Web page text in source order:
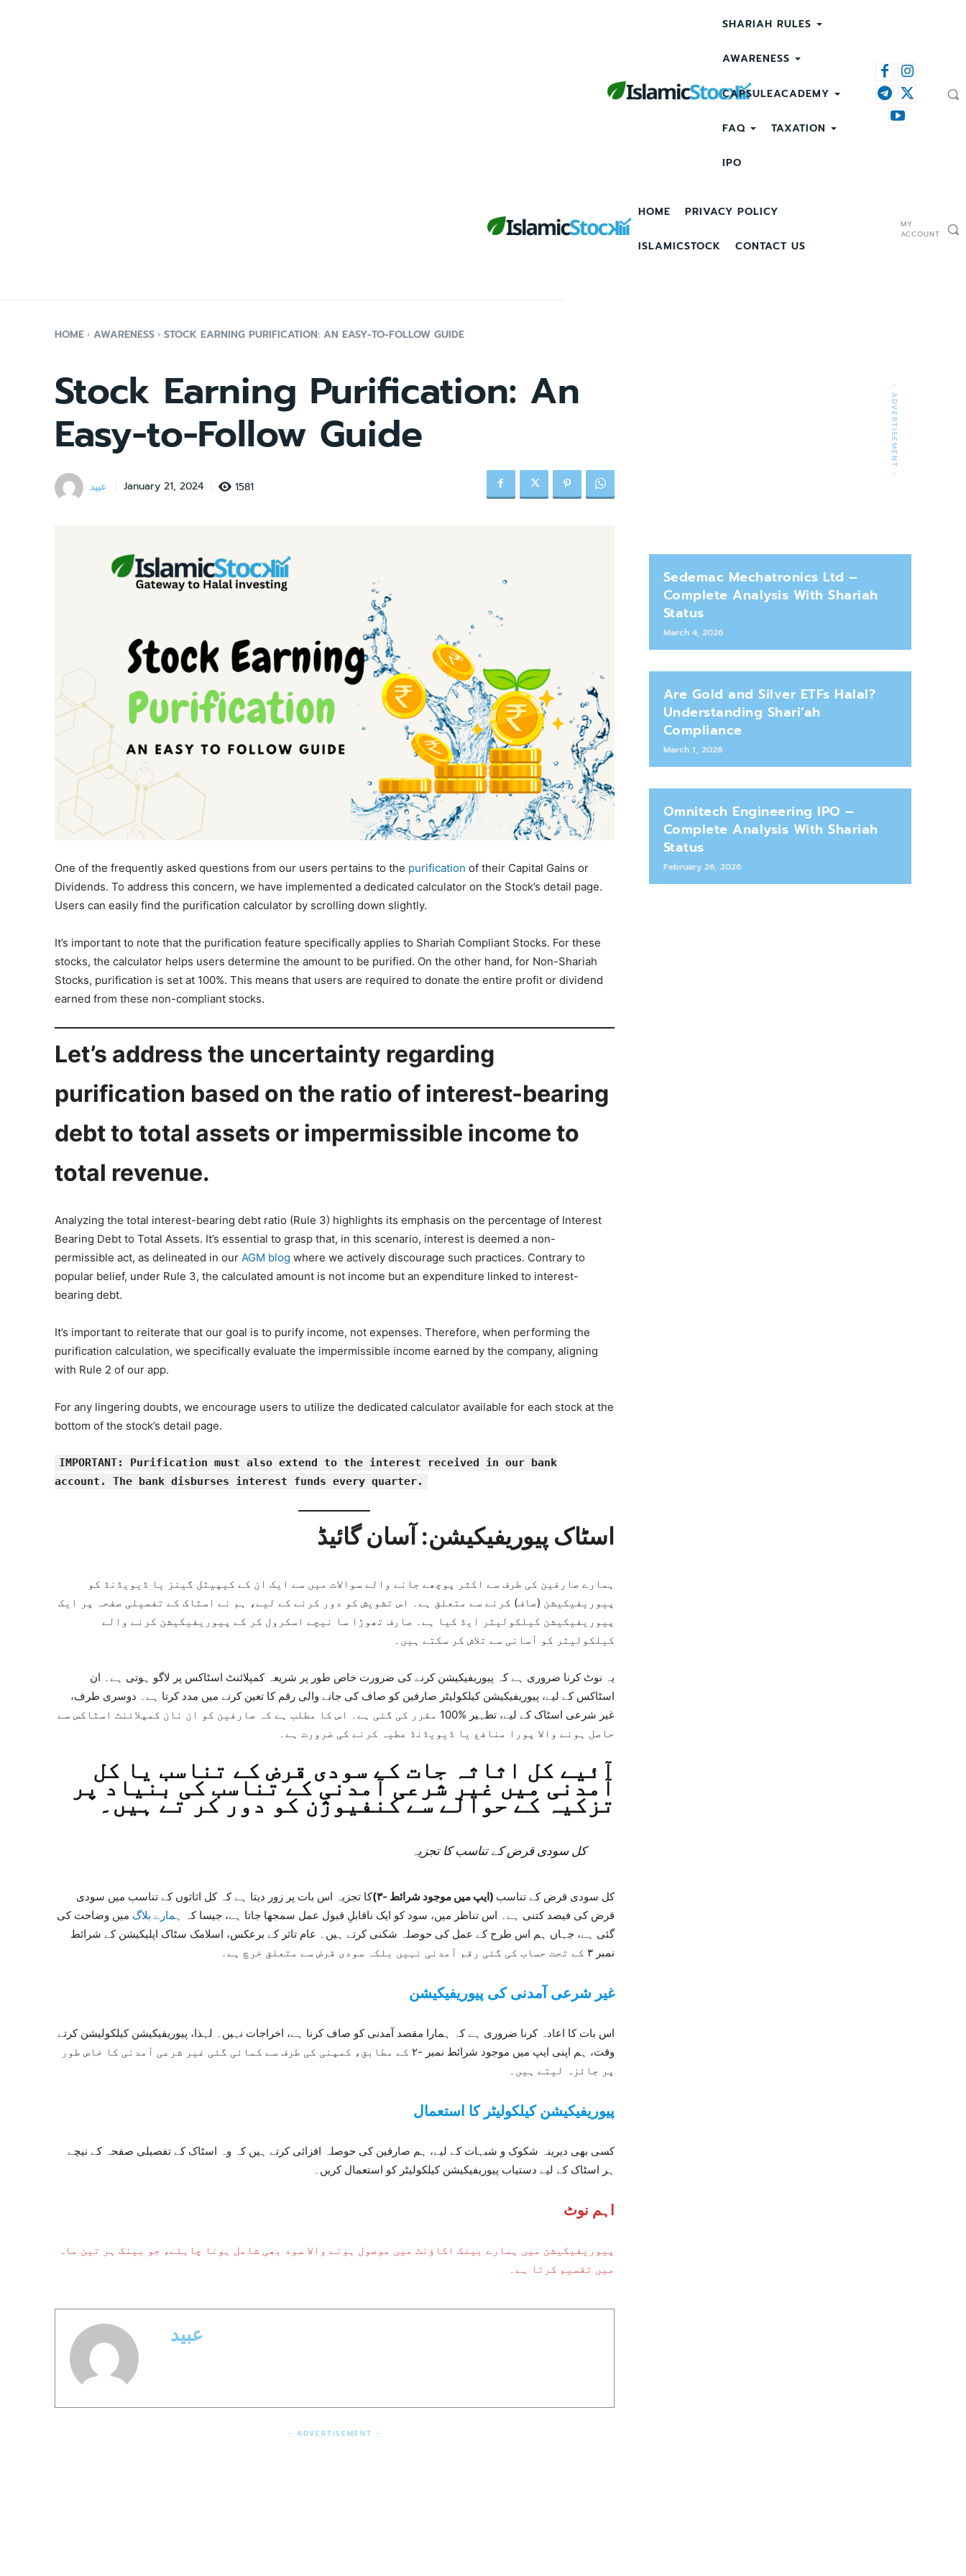
SHARIAH RULES
AWARENESS
CAPSULEACADEMY
FAQ TAXATION
IPO
HOME PRIVACY POLICY
ISLAMICSTOCK CONTACT US
MY
ACCOUNT
HOME AWARENESS STOCK EARNING PURIFICATION: AN EASY-TO-FOLLOW GUIDE
Stock Earning Purification: An
Easy-to-Follow Guide
عبید January 21, 2024 1581
One of the frequently asked questions from our users pertains to the purification of their Capital Gains or
Dividends. To address this concern, we have implemented a dedicated calculator on the Stock’s detail page.
Users can easily find the purification calculator by scrolling down slightly.
It’s important to note that the purification feature specifically applies to Shariah Compliant Stocks. For these
stocks, the calculator helps users determine the amount to be purified. On the other hand, for Non-Shariah
Stocks, purification is set at 100%. This means that users are required to donate the entire profit or dividend
earned from these non-compliant stocks.
Let’s address the uncertainty regarding
purification based on the ratio of interest-bearing
debt to total assets or impermissible income to
total revenue.
Analyzing the total interest-bearing debt ratio (Rule 3) highlights its emphasis on the percentage of Interest
Bearing Debt to Total Assets. It’s essential to grasp that, in this scenario, interest is deemed a non-
permissible act, as delineated in our AGM blog where we actively discourage such practices. Contrary to
popular belief, under Rule 3, the calculated amount is not income but an expenditure linked to interest-
bearing debt.
It’s important to reiterate that our goal is to purify income, not expenses. Therefore, when performing the
purification calculation, we specifically evaluate the impermissible income earned by the company, aligning
with Rule 2 of our app.
For any lingering doubts, we encourage users to utilize the dedicated calculator available for each stock at the
bottom of the stock’s detail page.
IMPORTANT: Purification must also extend to the interest received in our bank
account. The bank disburses interest funds every quarter.
اسٹاک پیوریفیکیشن: آسان گائیڈ
ہمارے صارفین کی طرف سے اکثر پوچھے جانے والے سوالات میں سے ایک ان کے کیپیٹل گینز یا ڈیویڈنڈ کو
پیوریفیکیشن (صاف) کرنے سے متعلق ہے۔ اس تشویش کو دور کرنے کے لیے، ہم نے اسٹاک کے تفصیلی صفحہ پر ایک
پیوریفیکیشن کیلکولیٹر ایڈ کیا ہے۔ صارف تھوڑا سا نیچے اسکرول کر کے پیوریفیکیشن کرنے والے
کیلکولیٹر کو آسانی سے تلاش کر سکتے ہیں۔
یہ نوٹ کرنا ضروری ہے کہ پیوریفیکیشن کرنے کی ضرورت خاص طور پر شریعہ کمپلائنٹ اسٹاکس پر لاگو ہوتی ہے۔ ان
اسٹاکس کے لیے، پیوریفیکیشن کیلکولیٹر صارفین کو صاف کی جانے والی رقم کا تعین کرنے میں مدد کرتا ہے۔ دوسری طرف،
غیر شرعی اسٹاک کے لیے، تطہیر %100 مقرر کی گئی ہے۔ اس کا مطلب ہے کہ صارفین کو ان نان کمپلائنٹ اسٹاکس سے
حاصل ہونے والا پورا منافع یا ڈیویڈنڈ عطیہ کرنے کی ضرورت ہے۔
آئیے کل اثاثہ جات کے سودی قرض کے تناسب یا کل
آمدنی میں غیر شرعی آمدنی کے تناسب کی بنیاد پر
تزکیہ کے حوالے سے کنفیوژن کو دور کر تے ہیں۔
کل سودی قرض کے تناسب کا تجزیہ
کل سودی قرض کے تناسب (ایپ میں موجود شرائط -۳)
کا تجزیہ اس بات پر زور دیتا ہے کہ کل اثاثوں کے تناسب میں سودی
قرض کی فیصد کتنی ہے۔ اس تناظر میں، سود کو ایک ناقابلِ قبول عمل سمجھا جاتا ہے، جیسا کہ
ہمارے بلاگ میں وضاحت کی
گئی ہے، جہاں ہم اس طرح کے عمل کی حوصلہ شکنی کرتے ہیں۔ عام تاثر کے برعکس، اسلامک سٹاک اپلیکیشن کے شرائط
نمبر ۳ کے تحت حساب کی گئی رقم آمدنی نہیں بلکہ سودی قرض سے متعلق خرچ ہے۔
غیر شرعی آمدنی کی پیوریفیکیشن
اس بات کا اعادہ کرنا ضروری ہے کہ ہمارا مقصد آمدنی کو صاف کرنا ہے، اخراجات نہیں۔ لہذا، پیوریفیکیشن کیلکولیشن کرتے
وقت، ہم اپنی ایپ میں موجود شرائط نمبر -۲ کے مطابق، کمپنی کی طرف سے کمائی گئی غیر شرعی آمدنی کا خاص طور
پر جائزہ لیتے ہیں۔
پیوریفیکیشن کیلکولیٹر کا استعمال
کسی بھی دیرینہ شکوک و شبہات کے لیے، ہم صارفین کی حوصلہ افزائی کرتے ہیں کہ وہ اسٹاک کے تفصیلی صفحہ کے نیچے
ہر اسٹاک کے لیے دستیاب پیوریفیکیشن کیلکولیٹر کو استعمال کریں۔
اہم نوٹ
پیوریفیکیشن میں ہمارے بینک اکاؤنٹ میں موصول ہونے والا سود بھی شامل ہونا چاہئے، جو بینک ہر تین ماہ
میں تقسیم کرتا ہے۔
عبید
- ADVERTISEMENT -
- ADVERTISEMENT -
Sedemac Mechatronics Ltd –
Complete Analysis With Shariah
Status
March 4, 2026
Are Gold and Silver ETFs Halal?
Understanding Shari’ah
Compliance
March 1, 2026
Omnitech Engineering IPO –
Complete Analysis With Shariah
Status
February 26, 2026